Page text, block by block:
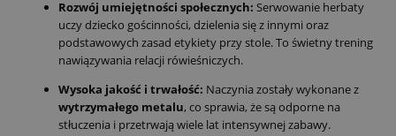
Rozwój umiejętności społecznych: Serwowanie herbaty
uczy dziecko gościnności, dzielenia się z innymi oraz
podstawowych zasad etykiety przy stole. To świetny trening
nawiązywania relacji rówieśniczych.
Wysoka jakość i trwałość: Naczynia zostały wykonane z
wytrzymałego metalu, co sprawia, że są odporne na
stłuczenia i przetrwają wiele lat intensywnej zabawy.